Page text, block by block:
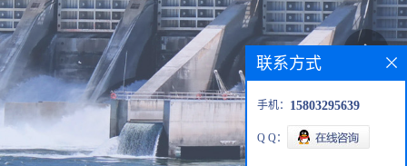
联系方式
手机： 15803295639
Q Q：